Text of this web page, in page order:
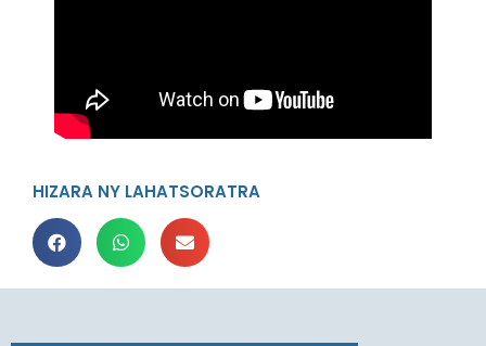
HIZARA NY LAHATSORATRA